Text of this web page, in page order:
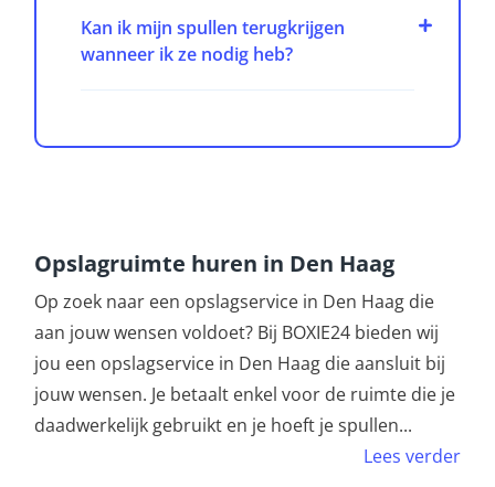
Kan ik mijn spullen terugkrijgen
wanneer ik ze nodig heb?
Opslagruimte huren in Den Haag
Op zoek naar een opslagservice in Den Haag die
aan jouw wensen voldoet? Bij BOXIE24 bieden wij
jou een opslagservice in Den Haag die aansluit bij
jouw wensen. Je betaalt enkel voor de ruimte die je
daadwerkelijk gebruikt en je hoeft je spullen...
Lees verder